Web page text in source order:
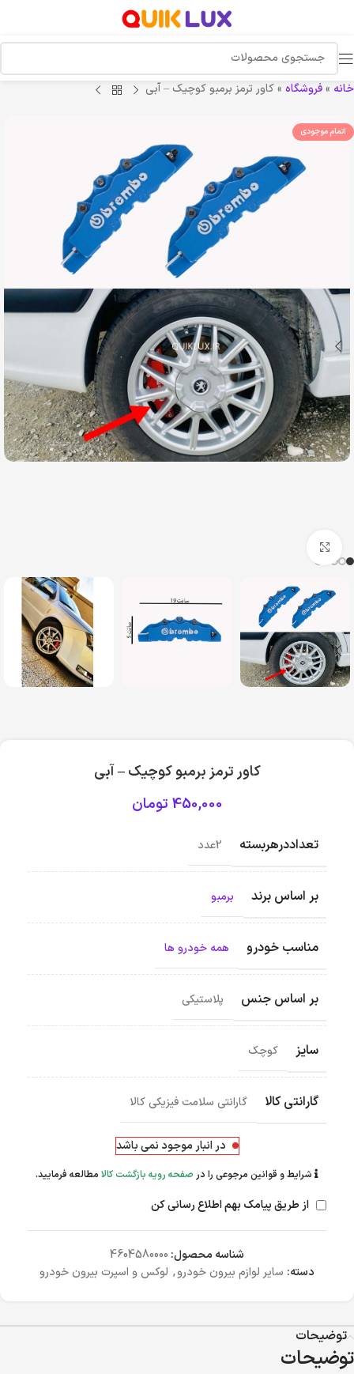
خانه »فروشگاه »کاور ترمز برمبو کوچیک – آبی
اتمام موجودی
کاور ترمز برمبو کوچیک – آبی
450,000 تومان
تعداددرهربسته 2عدد
بر اساس برند برمبو
مناسب خودرو همه خودرو ها
بر اساس جنس پلاستیکی
سایز کوچک
گارانتی کالا گارانتی سلامت فیزیکی کالا
در انبار موجود نمی باشد
شرایط و قوانین مرجوعی را در صفحه رویه بازگشت کالا مطالعه فرمایید.
از طریق پیامک بهم اطلاع رسانی کن
شناسه محصول: 4604580000
دسته: سایر لوازم بیرون خودرو, لوکس و اسپرت بیرون خودرو
توضیحات
توضیحات